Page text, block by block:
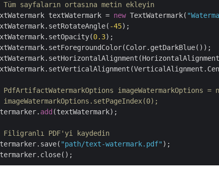
sayfaların ortasına metin ekleyin
textWatermark = new TextWatermark(
-45);
0.3);
imageWatermarkOptions =
add (textWatermark);
PDF'yi kaydedin
"path/text-watermark.pdf" );